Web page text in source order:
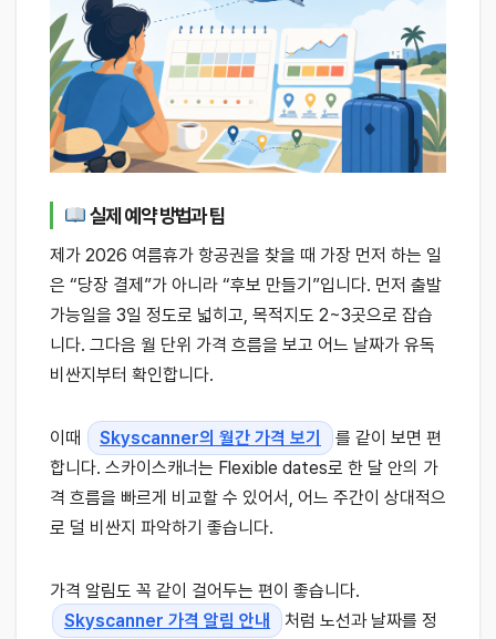
실제 예약 방법과 팁
제가 2026 여름휴가 항공권을 찾을 때 가장 먼저 하는 일
은 “당장 결제”가 아니라 “후보 만들기”입니다. 먼저 출발
가능일을 3일 정도로 넓히고, 목적지도 2~3곳으로 잡습
니다. 그다음 월 단위 가격 흐름을 보고 어느 날짜가 유독
비싼지부터 확인합니다.
이때 Skyscanner의 월간 가격 보기
를 같이 보면 편
합니다. 스카이스캐너는 Flexible dates로 한 달 안의 가
격 흐름을 빠르게 비교할 수 있어서, 어느 주간이 상대적으
로 덜 비싼지 파악하기 좋습니다.
가격 알림도 꼭 같이 걸어두는 편이 좋습니다.
Skyscanner 가격 알림 안내
처럼 노선과 날짜를 정